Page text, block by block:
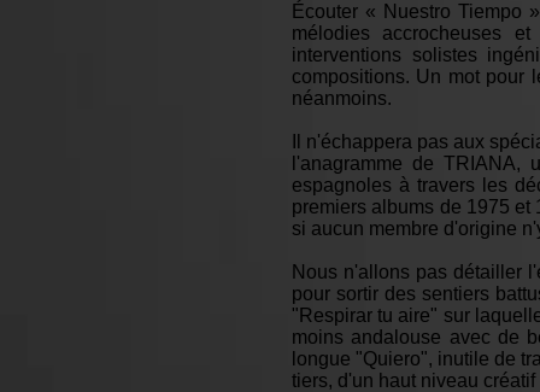
Écouter « Nuestro Tiempo
mélodies accrocheuses
interventions solistes
compositions. Un mot pour
néanmoins.
Il n'échappera pas aux
l'anagramme de
espagnoles à travers les
premiers albums de 1975
si aucun membre d'origine
Nous n'allons pas détailler
pour sortir des sentiers
"Respirar tu aire" sur
moins andalouse avec de
longue "Quiero", inutile de
tiers, d'un haut niveau